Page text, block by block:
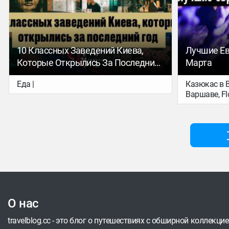
новая порция отметок на карте –
рассказываем о 10 самых необычных
музеях, которые откроются (или уже
открылись) в этом году.
украинцев.
10 Классных Заведений Киева,
Которые Открылись За Последний
Год
Еда |
Лучшие
Марта
Казюкас в
Варшаве,
Берлине –
больше
О нас
travelblog.cc - это блог о путешествиях с обширной